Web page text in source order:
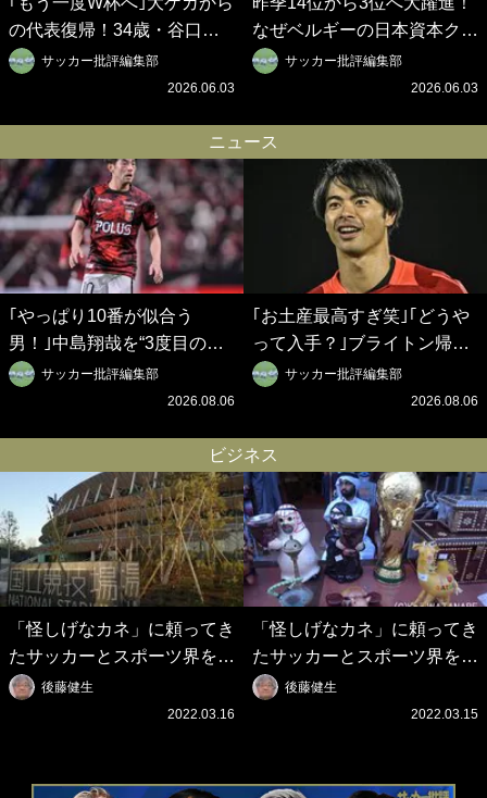
の代表復帰！34歳・谷口彰
悟の奇跡を支えた日本資本の
ベルギークラブ、次なる野望
ロイデン立石敬之CEOの世
界戦略】(2)
サッカー批評編集部
2026.06.03
なぜベルギーの日本資本クラ
ブは創設102年目に歴史的快
挙を成し遂げられたのか？
之CEOの世界戦略】(1)
サッカー批評編集部
2026.06.03
ニュース
｢やっぱり10番が似合う
男！｣中島翔哉を“3度目の獲
得”ポルティモネンセが歓迎
アニメーションで背番号10
せだね〜｣｢爽やかイケメン｣
サッカー批評編集部
2026.08.06
｢お土産最高すぎ笑｣｢どうや
って入手？｣ブライトン帰還
の三笘薫、同僚に“ポケカ”を
プレゼント！｢薫の笑顔見れ
ル可愛すぎ｣
サッカー批評編集部
2026.08.06
ビジネス
「怪しげなカネ」に頼ってき
たサッカーとスポーツ界を待
つ未来(4)スポーツを「持続
可能」にする「真の投資」の
後藤健生
2022.03.16
「怪しげなカネ」に頼ってき
たサッカーとスポーツ界を待
つ未来(3)「ロシアン・マネ
ー」に続く中東の「オイルマ
後藤健生
2022.03.15